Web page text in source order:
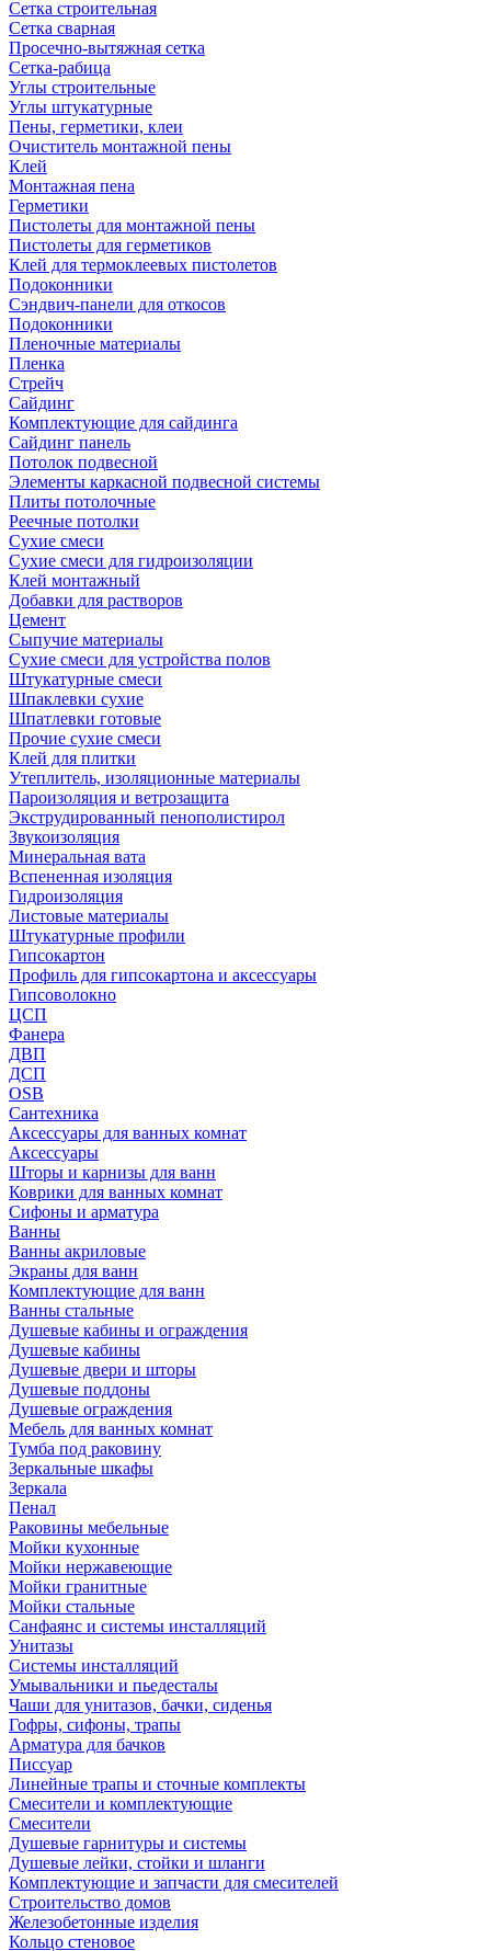
Сетка строительная
Сетка сварная
Просечно-вытяжная сетка
Сетка-рабица
Углы строительные
Углы штукатурные
Пены, герметики, клеи
Очиститель монтажной пены
Клей
Монтажная пена
Герметики
Пистолеты для монтажной пены
Пистолеты для герметиков
Клей для термоклеевых пистолетов
Подоконники
Сэндвич-панели для откосов
Подоконники
Пленочные материалы
Пленка
Стрейч
Сайдинг
Комплектующие для сайдинга
Сайдинг панель
Потолок подвесной
Элементы каркасной подвесной системы
Плиты потолочные
Реечные потолки
Сухие смеси
Сухие смеси для гидроизоляции
Клей монтажный
Добавки для растворов
Цемент
Сыпучие материалы
Сухие смеси для устройства полов
Штукатурные смеси
Шпаклевки сухие
Шпатлевки готовые
Прочие сухие смеси
Клей для плитки
Утеплитель, изоляционные материалы
Пароизоляция и ветрозащита
Экструдированный пенополистирол
Звукоизоляция
Минеральная вата
Вспененная изоляция
Гидроизоляция
Листовые материалы
Штукатурные профили
Гипсокартон
Профиль для гипсокартона и аксессуары
Гипсоволокно
ЦСП
Фанера
ДВП
ДСП
OSB
Сантехника
Аксессуары для ванных комнат
Аксессуары
Шторы и карнизы для ванн
Коврики для ванных комнат
Сифоны и арматура
Ванны
Ванны акриловые
Экраны для ванн
Комплектующие для ванн
Ванны стальные
Душевые кабины и ограждения
Душевые кабины
Душевые двери и шторы
Душевые поддоны
Душевые ограждения
Мебель для ванных комнат
Тумба под раковину
Зеркальные шкафы
Зеркала
Пенал
Раковины мебельные
Мойки кухонные
Мойки нержавеющие
Мойки гранитные
Мойки стальные
Санфаянс и системы инсталляций
Унитазы
Системы инсталляций
Умывальники и пьедесталы
Чаши для унитазов, бачки, сиденья
Гофры, сифоны, трапы
Арматура для бачков
Писсуар
Линейные трапы и сточные комплекты
Смесители и комплектующие
Смесители
Душевые гарнитуры и системы
Душевые лейки, стойки и шланги
Комплектующие и запчасти для смесителей
Строительство домов
Железобетонные изделия
Кольцо стеновое